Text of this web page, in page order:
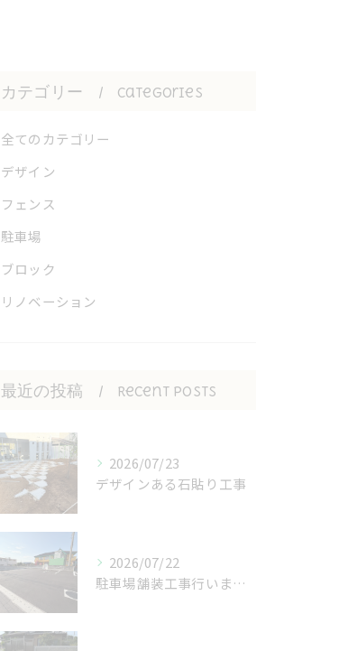
カテゴリー Categories
全てのカテゴリー
デザイン
フェンス
駐車場
ブロック
リノベーション
最近の投稿 Recent Posts
2026/07/23
デザインある石貼り工事
2026/07/22
駐車場舗装工事行いました！